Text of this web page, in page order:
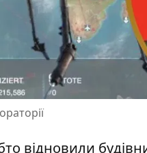
відновили